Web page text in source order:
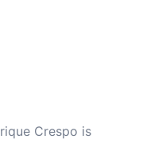
Crespo is